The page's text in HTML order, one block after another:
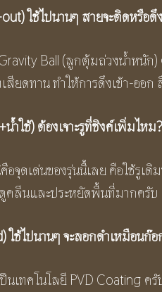
ใช้ไปนานๆ สายจะติดหรือ
Gravity Ball (ลูกตุ้มถ่วงน้ำห
สียดทาน ทำให้การดึงเข้า-ออ
ำใช้) ต้องเจาะรูที่ซิงค์เพิ่มไหม?
อจุดเด่นของรุ่นนี้เลย คือใช้รูเ
คลีนและประหยัดพื้นที่มากครับ
ใช้ไปนานๆ จะลอกดำเหมือนก๊
ป็นเทคโนโลยี PVD Coating